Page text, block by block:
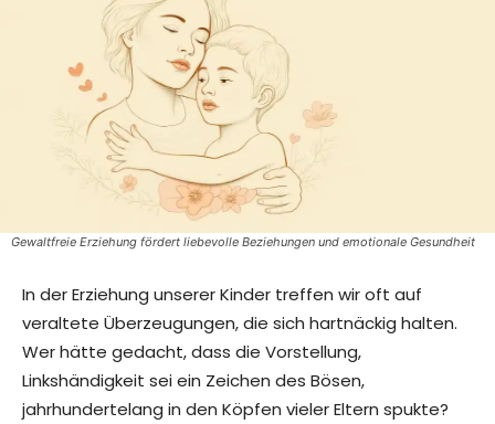
Gewaltfreie Erziehung fördert liebevolle Beziehungen und emotionale Gesundheit
In der Erziehung unserer Kinder treffen wir oft auf
veraltete Überzeugungen, die sich hartnäckig halten.
Wer hätte gedacht, dass die Vorstellung,
Linkshändigkeit sei ein Zeichen des Bösen,
jahrhundertelang in den Köpfen vieler Eltern spukte?